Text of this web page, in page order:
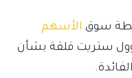
سوق الأسهم
وول ستريت قلقة بشأن